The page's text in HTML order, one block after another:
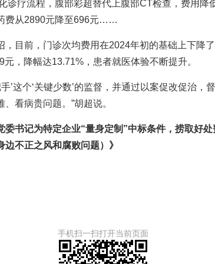
诊疗流程，腹部彩超替代上腹部CT检查，费用降
费从2890元降至696元……
，目前，门诊次均费用在2024年初的基础上下降
，降幅达13.71%，患者就医体验不断提升。
’这个‘关键少数’的监督，并通过以案促改促治，
看病贵问题。”胡超说。
委书记为特定企业“量身定制”中标条件，捞取好
不正之风和腐败问题）》
手机扫一扫打开当前页面